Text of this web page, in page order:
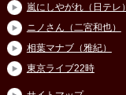
嵐にしやがれ（日テレ）
ニノさん（二宮和也）
相葉マナブ（雅紀）
東京ライブ22時